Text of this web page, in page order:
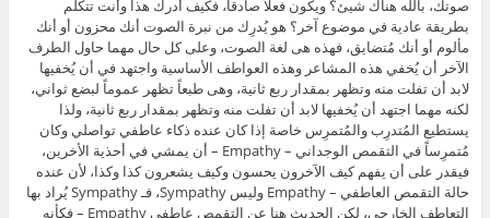
صوتك، بالله هناك شيئ؟ ويكون فعلاً صادقاً، فكيف أدرك هذا وأنت تتكلَّم
بطريقة عادية في موضوع آخر؟ هو يُدرِك من نبرة الصوت أنك محزون أو أنك
مألوم أو أنك مُتضايق، فهذه هى لغة الصوت، وعلى كل حال مهما حاول الطرف
الآخر أن يُخفي هذه المشاعر وهذه العواطف الأساسية واجتهد في أن يُخفيها
لابد أن تفلت منه وتظهر بمقدار ربع ثانية، وهى طبعاً تظهر عموماً لبضع ثواني،
لكنه مهما اجتهد أن يُخفيها لابد أن تفلت منه وتظهر بمقدار ربع ثانية، ولذا
يستطيع المُتدرِب والمُتمرِس خاصة إذا كان عنده ذكاء عاطفي تواصلي وكان
مُتمرِساً في التقمص الوجداني – Empathy – أن يمشي في أحذية الأخرين،
فيقدر على أن يفهم كيف الآخرون يحسون وكيف يشعرون كذا وكذا، لأن عنده
حالة التقمص العاطفي – Empathy وليس Sympathy، فـ Sympathy يُراد بها
التعاطف الخارجي، لكن الحديث هنا عن التقمص عاطفي Empathy – فكأنه